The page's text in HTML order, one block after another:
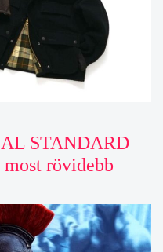
STANDARD
rövidebb